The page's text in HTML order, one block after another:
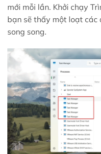
mới mỗi lần. Khởi chạy
bạn sẽ thấy một loạt các
song song.